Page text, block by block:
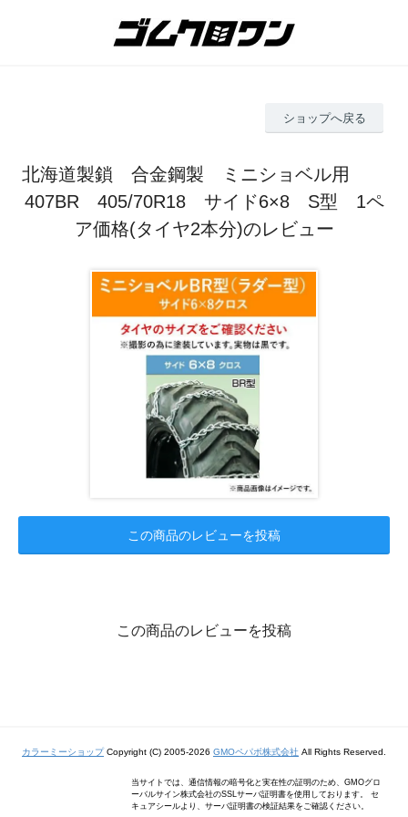
ショップへ戻る
北海道製鎖 合金鋼製 ミニショベル用
407BR 405/70R18 サイド6×8 S型 1ペ
ア価格(タイヤ2本分)のレビュー
この商品のレビューを投稿
この商品のレビューを投稿
カラーミーショップCopyright (C) 2005-2026 GMOペパボ株式会社 All Rights Reserved.
当サイトでは、通信情報の暗号化と実在性の証明のため、GMOグロ
ーバルサイン株式会社のSSLサーバ証明書を使用しております。 セ
キュアシールより、サーバ証明書の検証結果をご確認ください。